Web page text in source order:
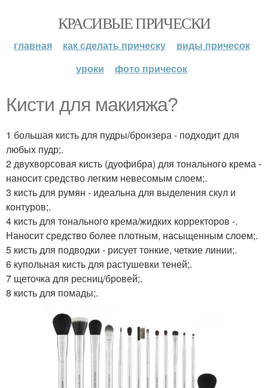
КРАСИВЫЕ ПРИЧЕСКИ
главная как сделать прическу
виды причесок
уроки
фото причесок
Кисти для макияжа?
1 большая кисть для пудры/бронзера - подходит для
любых пудр;.
2 двухворсовая кисть (дуофибра) для тонального крема -
наносит средство легким невесомым слоем;.
3 кисть для румян - идеальна для выделения скул и
контуров;.
4 кисть для тонального крема/жидких корректоров -.
Наносит средство более плотным, насыщенным слоем;.
5 кисть для подводки - рисует тонкие, четкие линии;.
6 купольная кисть для растушевки теней;.
7 щеточка для ресниц/бровей;.
8 кисть для помады;.